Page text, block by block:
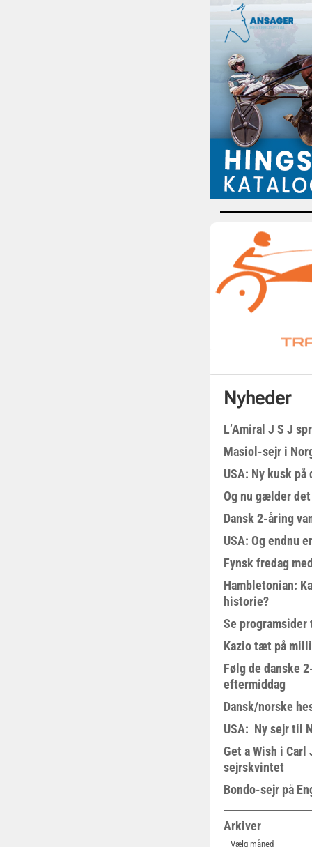
Nyheder
L’Amiral J S J
Masiol-sejr i
USA: Ny kusk på
Og nu gælder
Dansk 2-åring
USA: Og endnu
Fynsk fredag
Hambletonian:
historie?
Se
Kazio tæt på
Følg de danske
eftermiddag
Dansk/norske
USA: Ny sejr til
Get a Wish i Carl
sejrskvintet
Bondo-sejr på
Arkiver